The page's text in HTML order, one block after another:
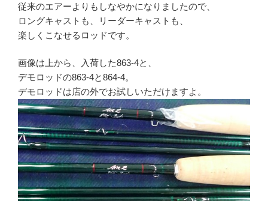
従来のエアーよりもしなやかになりましたので、
ロングキャストも、リーダーキャストも、
楽しくこなせるロッドです。
画像は上から、入荷した863-4と、
デモロッドの863-4と864-4。
デモロッドは店の外でお試しいただけますよ。